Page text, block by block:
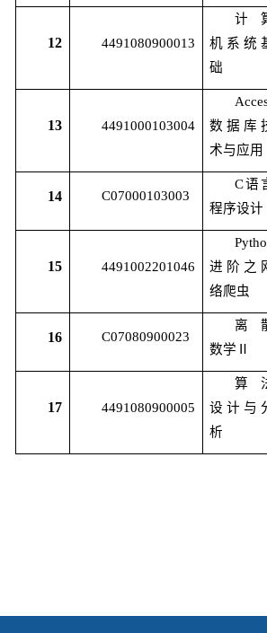
12 4491080900013
计
机系统
础
13 4491000103004
数据库
术与应用
14 C07000103003
C语
程序设计
15 4491002201046
进阶之
络爬虫
16 C07080900023
离
数学Ⅱ
17 4491080900005
算
设计与
析